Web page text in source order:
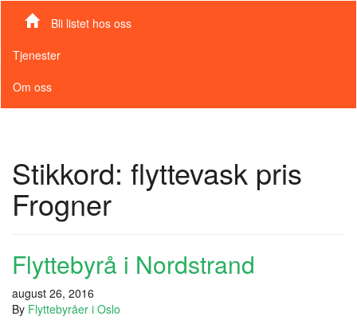
Bli listet hos oss
Tjenester
Om oss
Stikkord: flyttevask pris
Frogner
Flyttebyrå i Nordstrand
august 26, 2016
By Flyttebyråer i Oslo